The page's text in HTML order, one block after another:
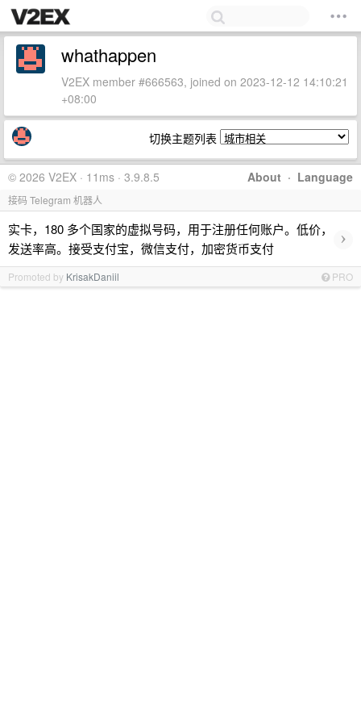
whathappen
V2EX member #666563, joined on 2023-12-12 14:10:21
+08:00
切换主题列表
About · Language
© 2026 V2EX · 11ms · 3.9.8.5
接码 Telegram 机器人
实卡，180 多个国家的虚拟号码，用于注册任何账户。低价，
发送率高。接受支付宝，微信支付，加密货币支付
›
Promoted by KrisakDaniil PRO